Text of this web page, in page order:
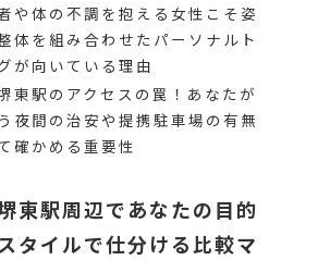
や体の不調を抱える女性こそ姿
体を組み合わせたパーソナルト
が向いている理由
東駅のアクセスの罠！あなたが
夜間の治安や提携駐車場の有無
確かめる重要性
東駅周辺であなたの目的
タイルで仕分ける比較マ